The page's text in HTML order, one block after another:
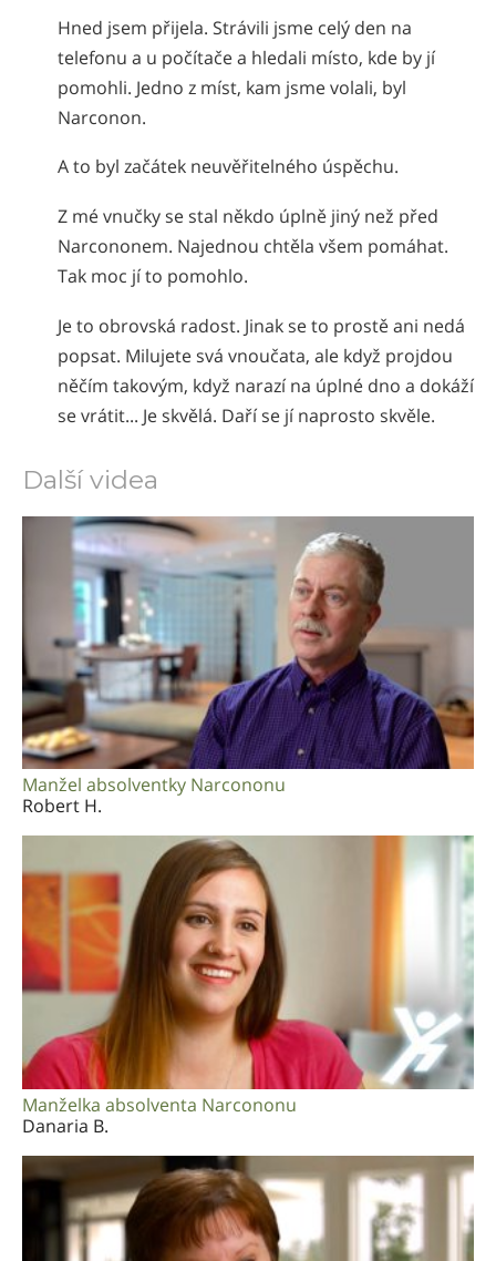
Hned jsem přijela. Strávili jsme celý den na
telefonu a u počítače a hledali místo, kde by jí
pomohli. Jedno z míst, kam jsme volali, byl
Narconon.
A to byl začátek neuvěřitelného úspěchu.
Z mé vnučky se stal někdo úplně jiný než před
Narcononem. Najednou chtěla všem pomáhat.
Tak moc jí to pomohlo.
Je to obrovská radost. Jinak se to prostě ani nedá
popsat. Milujete svá vnoučata, ale když projdou
něčím takovým, když narazí na úplné dno a dokáží
se vrátit... Je skvělá. Daří se jí naprosto skvěle.
Další videa
Manžel absolventky Narcononu
Robert H.
Manželka absolventa Narcononu
Danaria B.